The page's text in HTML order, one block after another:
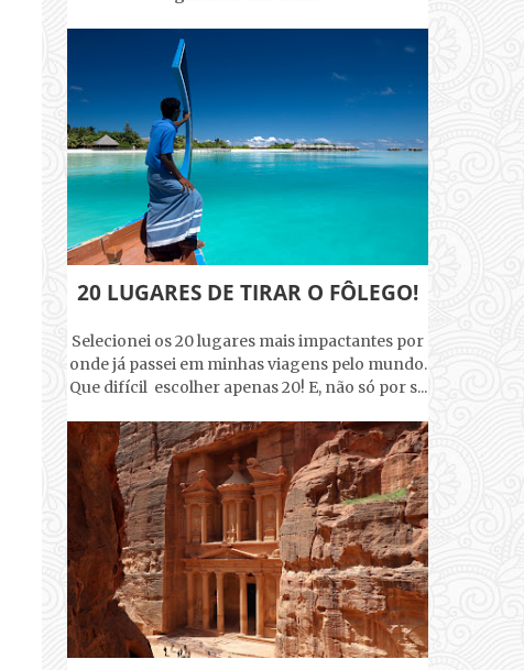
20 LUGARES DE TIRAR O FÔLEGO!
Selecionei os 20 lugares mais impactantes por
onde já passei em minhas viagens pelo mundo.
Que difícil escolher apenas 20! E, não só por s...